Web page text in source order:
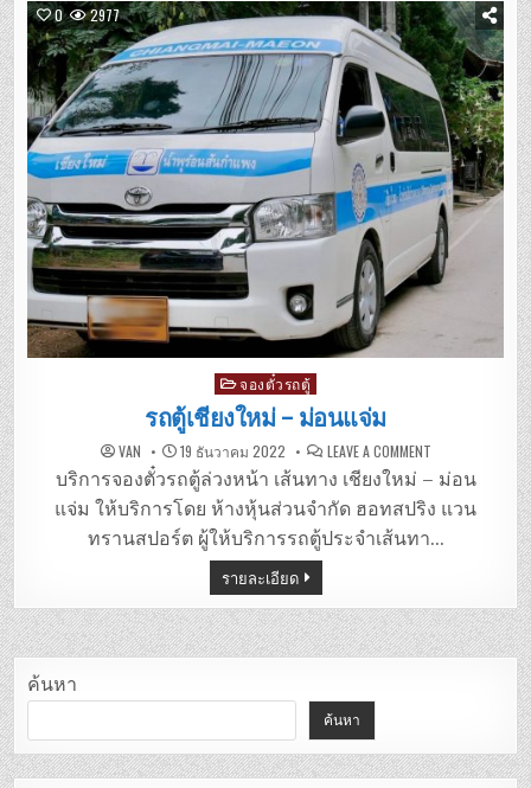
0 2977
Posted
in
จองตั๋วรถตู้
รถตู้เชียงใหม่ – ม่อนแจ่ม
VAN 19 ธันวาคม 2022 LEAVE A COMMENTON
ตู้
เชียงใหม่
–
ม่อน
บริการจองตั๋วรถตู้ล่วงหน้า เส้นทาง เชียงใหม่ – ม่อน
แจ่ม ให้บริการโดย ห้างหุ้นส่วนจํากัด ฮอทสปริง แวน
ทรานสปอร์ต ผู้ให้บริการรถตู้ประจำเส้นทา…
รายละเอียด
ค้นหา
ค้นหา